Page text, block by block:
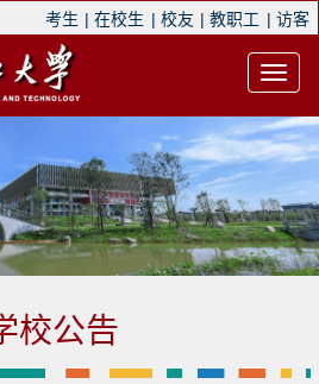
考生 | 在校生 | 校友 | 教职工 | 访客
校公告